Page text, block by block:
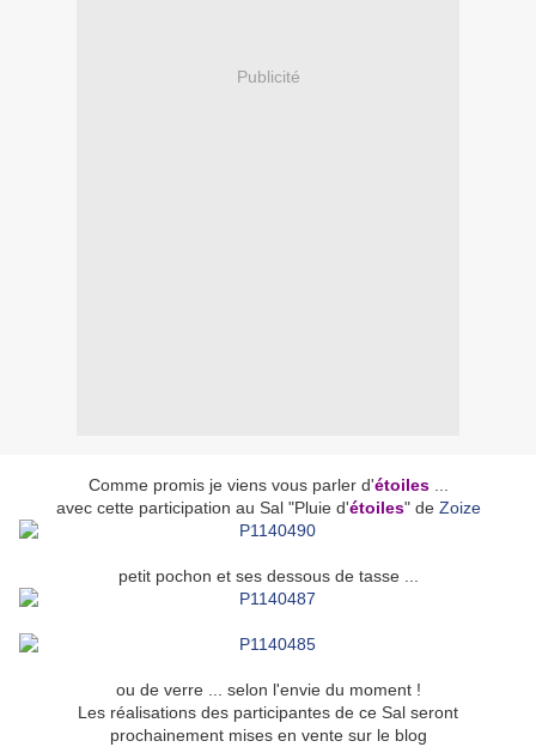
Publicité
Comme promis je viens vous parler d'étoiles...
avec cette participation au Sal "Pluie d'étoiles" de Zoize
petit pochon et ses dessous de tasse ...
ou de verre ... selon l'envie du moment !
Les réalisations des participantes de ce Sal seront
prochainement mises en vente sur le blog